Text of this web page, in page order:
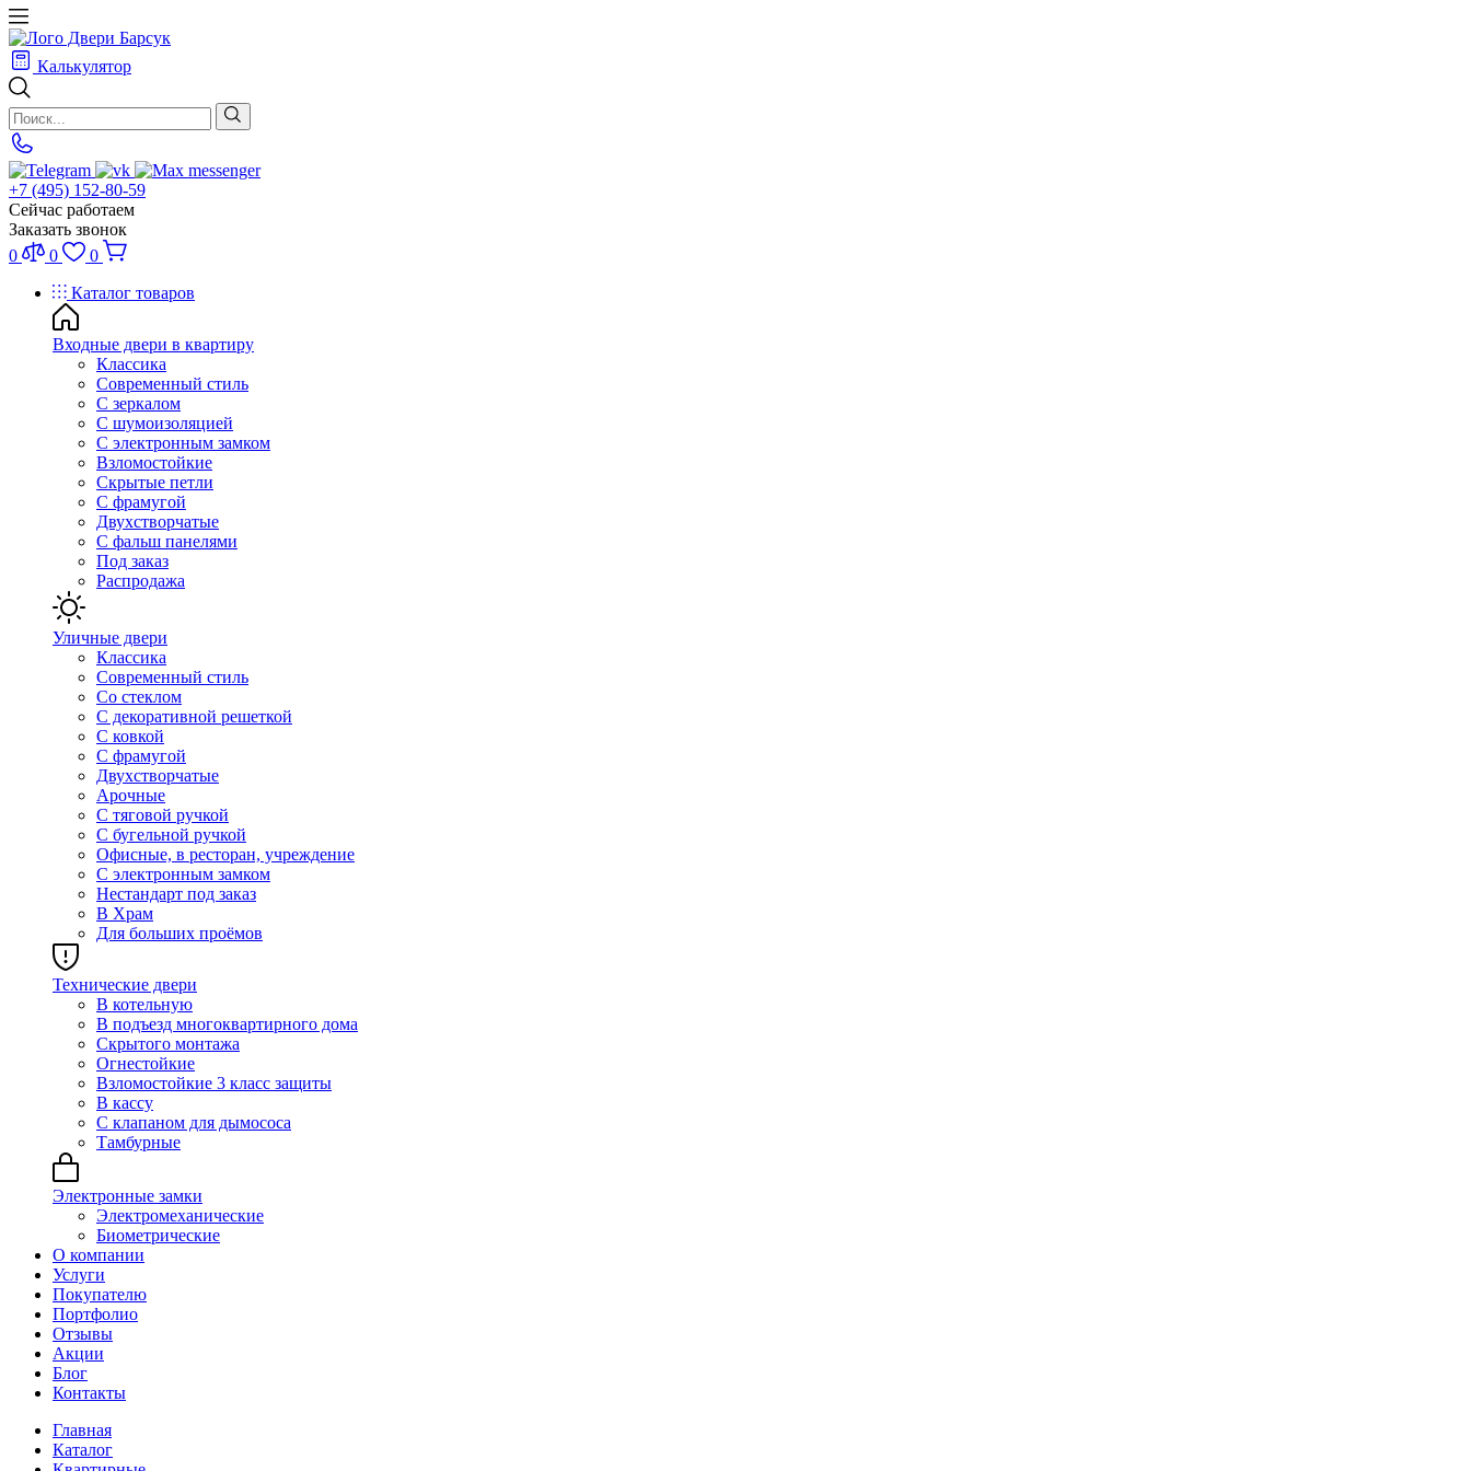
Калькулятор
+7 (495) 152-80-59
Сейчас работаем
Заказать звонок
0
0
0
Каталог товаров
Входные двери в квартиру
Классика
Современный стиль
С зеркалом
С шумоизоляцией
С электронным замком
Взломостойкие
Скрытые петли
С фрамугой
Двухстворчатые
С фальш панелями
Под заказ
Распродажа
Уличные двери
Классика
Современный стиль
Со стеклом
С декоративной решеткой
С ковкой
С фрамугой
Двухстворчатые
Арочные
С тяговой ручкой
С бугельной ручкой
Офисные, в ресторан, учреждение
С электронным замком
Нестандарт под заказ
В Храм
Для больших проёмов
Технические двери
В котельную
В подъезд многоквартирного дома
Скрытого монтажа
Огнестойкие
Взломостойкие 3 класс защиты
В кассу
С клапаном для дымососа
Тамбурные
Электронные замки
Электромеханические
Биометрические
О компании
Услуги
Покупателю
Портфолио
Отзывы
Акции
Блог
Контакты
Главная
Каталог